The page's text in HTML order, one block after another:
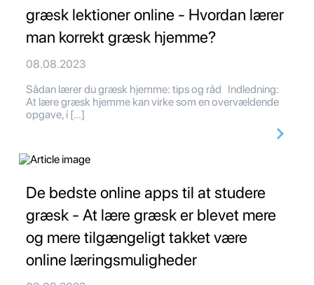
græsk lektioner online - Hvordan lærer
man korrekt græsk hjemme?
08.08.2023
Sådan lærer du græsk hjemme: tips og råd Indledning:
At lære græsk hjemme kan virke som en overvældende
opgave, i […]
De bedste online apps til at studere
græsk - At lære græsk er blevet mere
og mere tilgængeligt takket være
online læringsmuligheder